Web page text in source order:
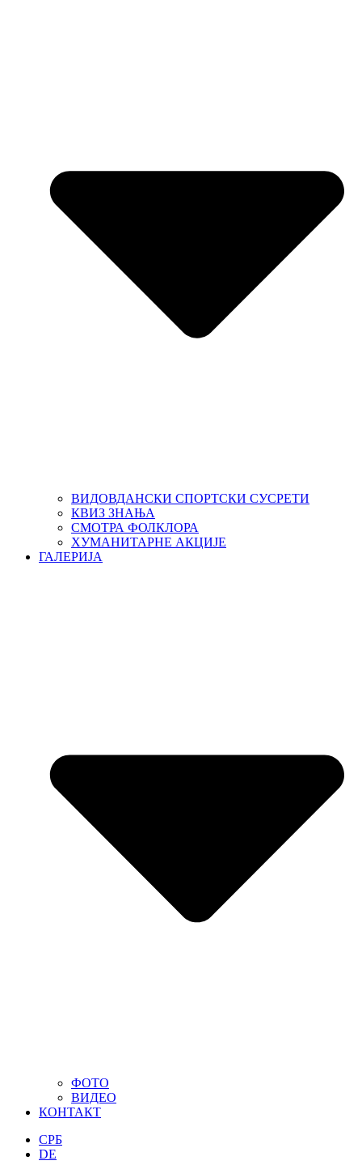
ВИДОВДАНСКИ СПОРТСКИ СУСРЕТИ
КВИЗ ЗНАЊА
СМОТРА ФОЛКЛОРА
ХУМАНИТАРНЕ АКЦИЈЕ
ГАЛЕРИЈА
ФОТО
ВИДЕО
КОНТАКТ
СРБ
DE